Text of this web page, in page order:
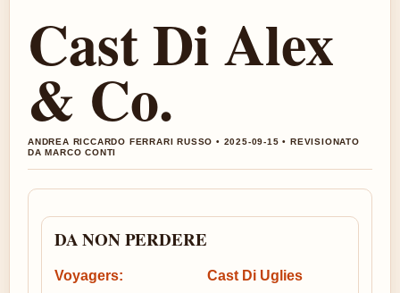
Cast Di Alex
& Co.
ANDREA RICCARDO FERRARI RUSSO • 2025-09-15 • REVISIONATO
DA MARCO CONTI
DA NON PERDERE
Voyagers: Cast Di Uglies